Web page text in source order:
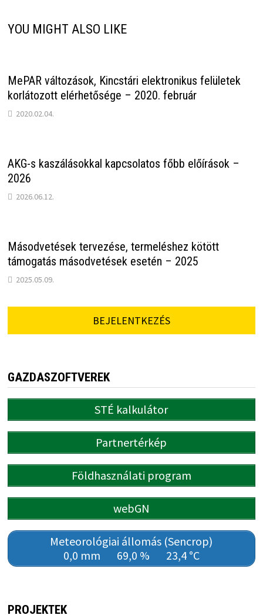
YOU MIGHT ALSO LIKE
MePAR változások, Kincstári elektronikus felületek
korlátozott elérhetősége – 2020. február
2020.02.04.
AKG-s kaszálásokkal kapcsolatos főbb előírások –
2026
2026.06.12.
Másodvetések tervezése, termeléshez kötött
támogatás másodvetések esetén – 2025
2025.05.09.
BEJELENTKEZÉS
GAZDASZOFTVEREK
STÉ kalkulátor
Partnertérkép
Földhasználati program
webGN
Meteorológiai állomás (Sencrop)
0,0 mm
69,0 % 23,4 °C
PROJEKTEK